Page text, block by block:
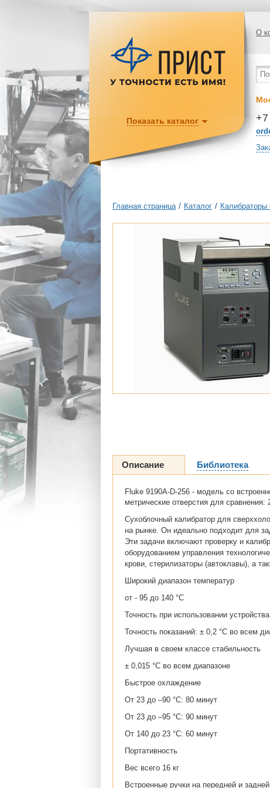
О
Показать каталог
Главная страница / Каталог / Калибраторы
Описание Библиотека
Fluke 9190A-D-256 - модель со
метрические отверстия для
Сухоблочный калибратор для
на рынке. Он идеально подходит для
Эти задачи включают проверку и
оборудованием управления
крови, стерилизаторы (автоклавы), а
Широкий диапазон температур
от - 95 до 140 °C
Точность при использовании
Точность показаний: ± 0,2 °C во всем
Лучшая в своем классе стабильность
± 0,015 °C во всем диапазоне
Быстрое охлаждение
От 23 до –90 °C: 80 минут
От 23 до –95 °C: 90 минут
От 140 до 23 °C: 60 минут
Портативность
Вес всего 16 кг
Встроенные ручки на передней и